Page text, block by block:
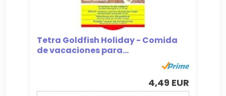
Tetra Goldfish Holiday - Comida
de vacaciones para...
4,49 EUR